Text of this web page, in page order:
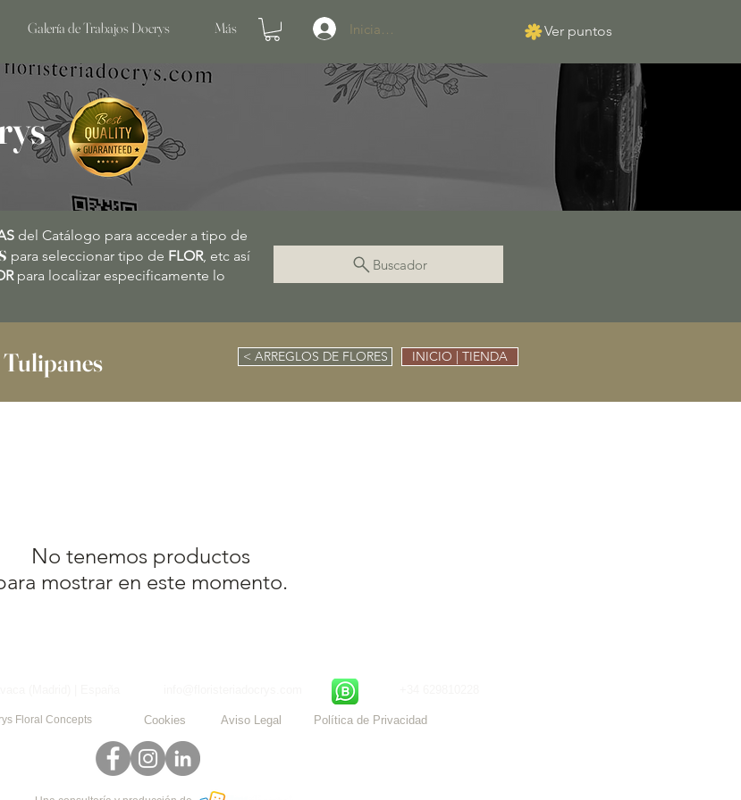
Galería de Trabajos Docrys Más Iniciar sesión Ver puntos
del Catálogo para acceder a tipo de
para seleccionar tipo de FLOR, etc así
para localizar especificamente lo
Buscador
< ARREGLOS DE FLORES INICIO | TIENDA
No tenemos productos
mostrar en este momento.
Floral Concepts Cookies Aviso Legal Política de Privacidad